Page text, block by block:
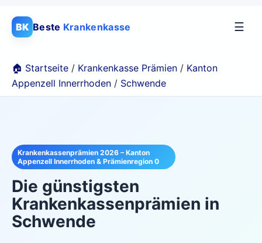
BK Beste Krankenkasse ☰
🏠 Startseite / Krankenkasse Prämien / Kanton
Appenzell Innerrhoden / Schwende
Krankenkassenprämien 2026 – Kanton
Appenzell Innerrhoden & Prämienregion 0
Die günstigsten
Krankenkassenprämien in
Schwende